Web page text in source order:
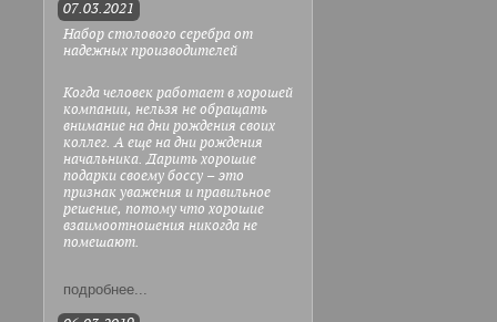
07.03.2021
Набор столового серебра от
надежных производителей
Когда человек работает в хорошей
компании, нельзя не обращать
внимание на дни рождения своих
коллег. А еще на дни рождения
начальника. Дарить хорошие
подарки своему боссу – это
признак уважения и правильное
решение, потому что хорошие
взаимоотношения никогда не
помешают.
подробнее...